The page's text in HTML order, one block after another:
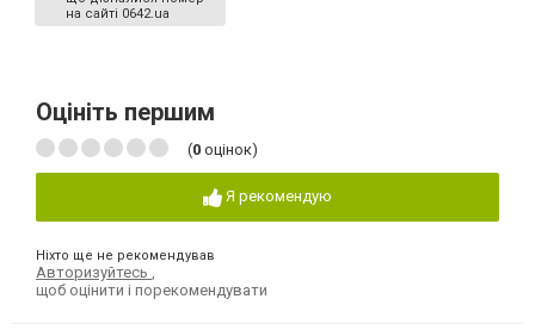
на сайті 0642.ua
Оцініть першим
(0 оцінок)
Я рекомендую
Ніхто ще не рекомендував
Авторизуйтесь
щоб оцінити і порекомендувати